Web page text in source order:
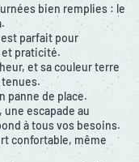
bien remplies : le
parfait pour
praticité.
et sa couleur terre
panne de place.
escapade au
à tous vos besoins.
confortable, même